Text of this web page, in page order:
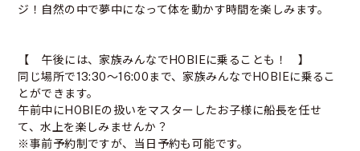
ジ！自然の中で夢中になって体を動かす時間を楽しみます。
【 午後には、家族みんなでHOBIEに乗ることも！ 】
同じ場所で13:30～16:00まで、家族みんなでHOBIEに乗るこ
とができます。
午前中にHOBIEの扱いをマスターしたお子様に船長を任せ
て、水上を楽しみませんか？
※事前予約制ですが、当日予約も可能です。